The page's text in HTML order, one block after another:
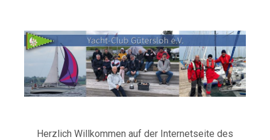
Herzlich Willkommen auf der Internetseite des